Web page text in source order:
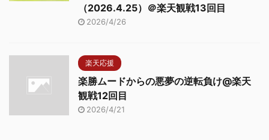
（2026.4.25）＠楽天観戦13回目
2026/4/26
楽天応援
楽勝ムードからの悪夢の逆転負け@楽天
観戦12回目
2026/4/21